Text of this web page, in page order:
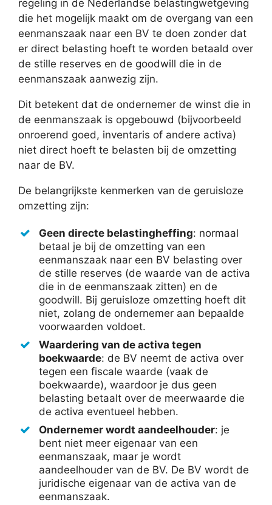
regeling in de Nederlandse belastingwetgeving
die het mogelijk maakt om de overgang van een
eenmanszaak naar een BV te doen zonder dat
er direct belasting hoeft te worden betaald over
de stille reserves en de goodwill die in de
eenmanszaak aanwezig zijn.
Dit betekent dat de ondernemer de winst die in
de eenmanszaak is opgebouwd (bijvoorbeeld
onroerend goed, inventaris of andere activa)
niet direct hoeft te belasten bij de omzetting
naar de BV.
De belangrijkste kenmerken van de geruisloze
omzetting zijn:
Geen directe belastingheffing: normaal
betaal je bij de omzetting van een
eenmanszaak naar een BV belasting over
de stille reserves (de waarde van de activa
die in de eenmanszaak zitten) en de
goodwill. Bij geruisloze omzetting hoeft dit
niet, zolang de ondernemer aan bepaalde
voorwaarden voldoet.
Waardering van de activa tegen
boekwaarde: de BV neemt de activa over
tegen een fiscale waarde (vaak de
boekwaarde), waardoor je dus geen
belasting betaalt over de meerwaarde die
de activa eventueel hebben.
Ondernemer wordt aandeelhouder: je
bent niet meer eigenaar van een
eenmanszaak, maar je wordt
aandeelhouder van de BV. De BV wordt de
juridische eigenaar van de activa van de
eenmanszaak.